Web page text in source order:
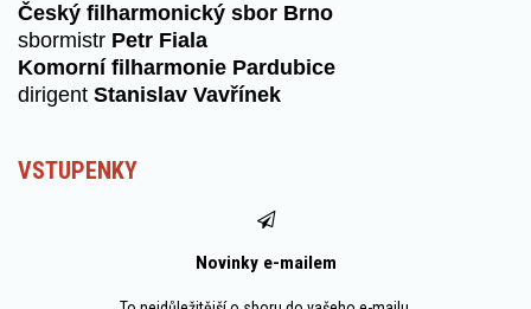
Český filharmonický sbor Brno
sbormistr Petr Fiala
Komorní filharmonie Pardubice
dirigent Stanislav Vavřínek
VSTUPENKY
Novinky e-mailem